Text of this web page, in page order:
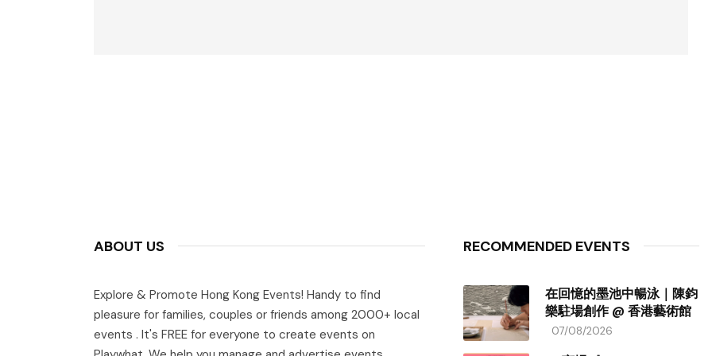
ABOUT US
Explore & Promote Hong Kong Events! Handy to find
pleasure for families, couples or friends among 2000+ local
events . It's FREE for everyone to create events on
RECOMMENDED EVENTS
在回憶的墨池中暢泳｜陳鈞
樂駐場創作 @ 香港藝術館
07/08/2026